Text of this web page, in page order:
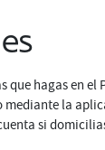
que hagas en el
mediante la
si